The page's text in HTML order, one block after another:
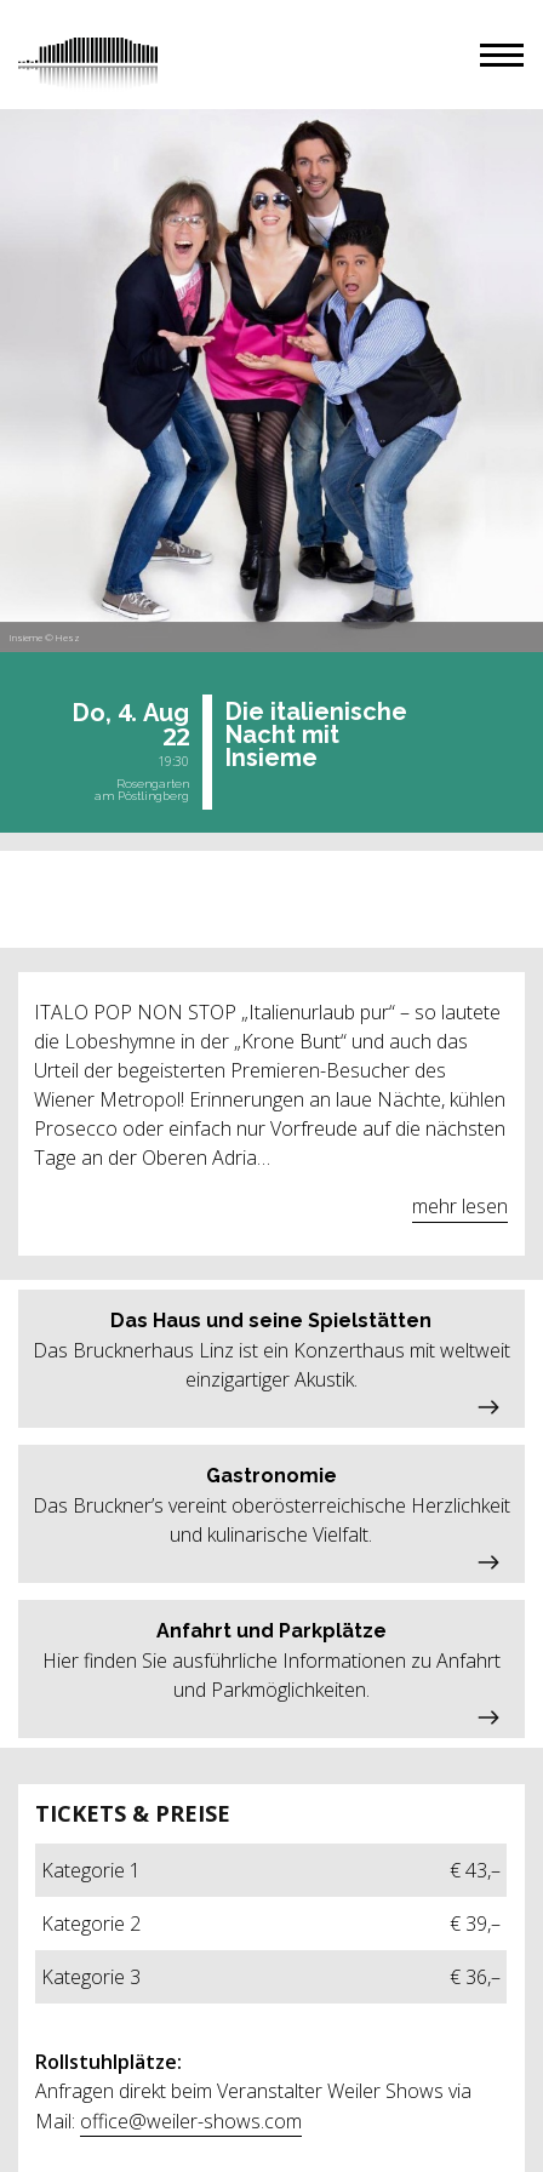
Insieme © Hesz
Do, 4. Aug
22
19:30
Rosengarten
am Pöstlingberg
Die ita­lie­ni­sche
Nacht mit
In­sie­me
ITALO POP NON STOP „Italienurlaub pur“ – so lautete
die Lobeshymne in der „Krone Bunt“ und auch das
Urteil der begeisterten Premieren-Besucher des
Wiener Metropol! Erinnerungen an laue Nächte, kühlen
Prosecco oder einfach nur Vorfreude auf die nächsten
Tage an der Oberen Adria…
mehr lesen
TICKETS & PREISE
Kategorie 1
€ 43,–
Kategorie 2
€ 39,–
Kategorie 3
€ 36,–
Rollstuhlplätze:
Anfragen direkt beim Veranstalter Weiler Shows via
Mail: office@weiler-shows.com
Das Haus und seine Spielstätten
Das Brucknerhaus Linz ist ein Konzerthaus mit weltweit
einzigartiger Akustik.
Gastronomie
Das Bruckner’s vereint oberösterreichische Herzlichkeit
und kulinarische Vielfalt.
Anfahrt und Parkplätze
Hier finden Sie ausführliche Informationen zu Anfahrt
und Parkmöglichkeiten.